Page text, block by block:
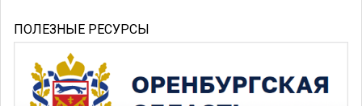
ПОЛЕЗНЫЕ РЕСУРСЫ